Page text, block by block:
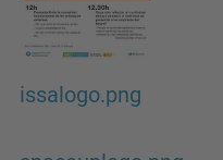
issalogo.png